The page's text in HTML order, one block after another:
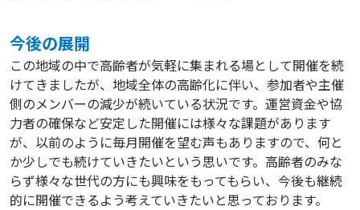
今後の展開
この地域の中で高齢者が気軽に集まれる場として開催を続
けてきましたが、地域全体の高齢化に伴い、参加者や主催
側のメンバーの減少が続いている状況です。運営資金や協
力者の確保など安定した開催には様々な課題があります
が、以前のように毎月開催を望む声もありますので、何と
か少しでも続けていきたいという思いです。高齢者のみな
らず様々な世代の方にも興味をもってもらい、今後も継続
的に開催できるよう考えていきたいと思っております。